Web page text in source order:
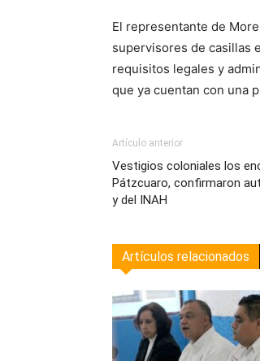
El representante de
supervisores de casillas
requisitos legales y
que ya cuentan con una
Artículo anterior
Vestigios coloniales los
Pátzcuaro, confirmaron
y del INAH
Artículos relacionados